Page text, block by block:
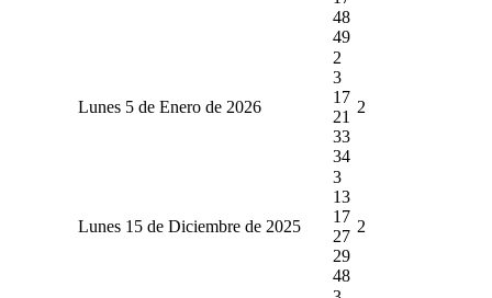
48
49
Lunes 5 de Enero de 2026
2
3
17
21
33
34
2
Lunes 15 de Diciembre de 2025
3
13
17
27
29
48
2